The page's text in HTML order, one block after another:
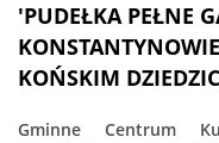
'PUDEŁKA PEŁNE
KOŃSKIM
Gminne Centrum